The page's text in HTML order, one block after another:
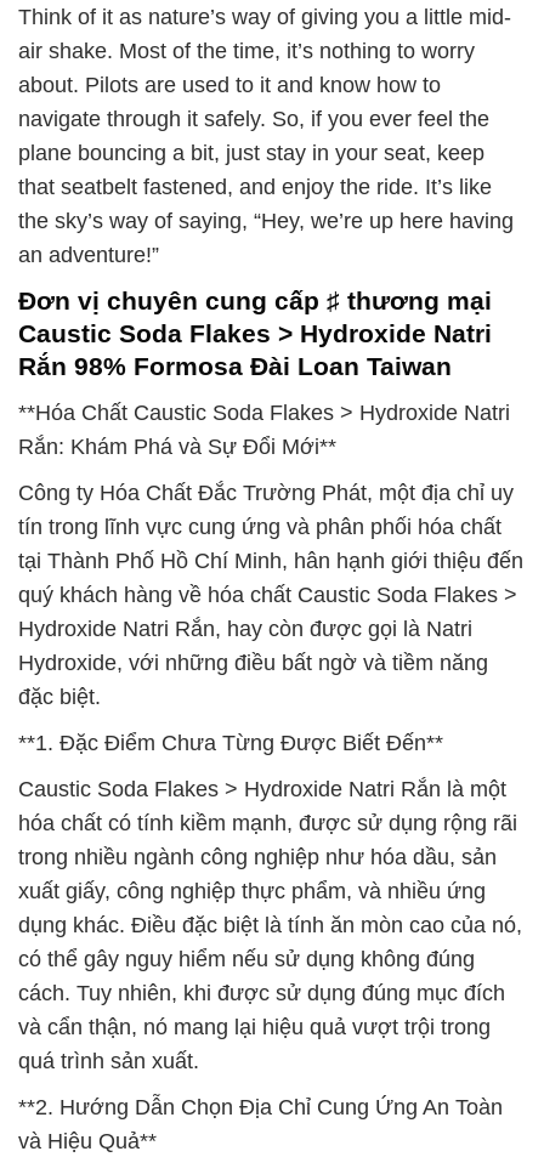
Think of it as nature’s way of giving you a little mid-
air shake. Most of the time, it’s nothing to worry
about. Pilots are used to it and know how to
navigate through it safely. So, if you ever feel the
plane bouncing a bit, just stay in your seat, keep
that seatbelt fastened, and enjoy the ride. It’s like
the sky’s way of saying, “Hey, we’re up here having
an adventure!”
Đơn vị chuyên cung cấp ♯ thương mại
Caustic Soda Flakes > Hydroxide Natri
Rắn 98% Formosa Đài Loan Taiwan
**Hóa Chất Caustic Soda Flakes > Hydroxide Natri
Rắn: Khám Phá và Sự Đổi Mới**
Công ty Hóa Chất Đắc Trường Phát, một địa chỉ uy
tín trong lĩnh vực cung ứng và phân phối hóa chất
tại Thành Phố Hồ Chí Minh, hân hạnh giới thiệu đến
quý khách hàng về hóa chất Caustic Soda Flakes >
Hydroxide Natri Rắn, hay còn được gọi là Natri
Hydroxide, với những điều bất ngờ và tiềm năng
đặc biệt.
**1. Đặc Điểm Chưa Từng Được Biết Đến**
Caustic Soda Flakes > Hydroxide Natri Rắn là một
hóa chất có tính kiềm mạnh, được sử dụng rộng rãi
trong nhiều ngành công nghiệp như hóa dầu, sản
xuất giấy, công nghiệp thực phẩm, và nhiều ứng
dụng khác. Điều đặc biệt là tính ăn mòn cao của nó,
có thể gây nguy hiểm nếu sử dụng không đúng
cách. Tuy nhiên, khi được sử dụng đúng mục đích
và cẩn thận, nó mang lại hiệu quả vượt trội trong
quá trình sản xuất.
**2. Hướng Dẫn Chọn Địa Chỉ Cung Ứng An Toàn
và Hiệu Quả**